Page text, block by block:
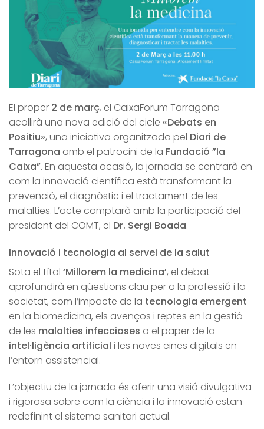
El proper 2 de març, el CaixaForum Tarragona
acollirà una nova edició del cicle «Debats en
Positiu», una iniciativa organitzada pel Diari de
Tarragona amb el patrocini de la Fundació ”la
Caixa”. En aquesta ocasió, la jornada se centrarà en
com la innovació científica està transformant la
prevenció, el diagnòstic i el tractament de les
malalties. L’acte comptarà amb la participació del
president del COMT, el Dr. Sergi Boada.
Innovació i tecnologia al servei de la salut
Sota el títol ‘Millorem la medicina’, el debat
aprofundirà en qüestions clau per a la professió i la
societat, com l’impacte de la tecnologia emergent
en la biomedicina, els avenços i reptes en la gestió
de les malalties infeccioses o el paper de la
intel·ligència artificial i les noves eines digitals en
l’entorn assistencial.
L’objectiu de la jornada és oferir una visió divulgativa
i rigorosa sobre com la ciència i la innovació estan
redefinint el sistema sanitari actual.